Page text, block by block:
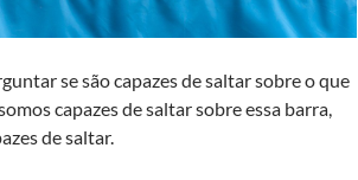
se são capazes de saltar sobre o que
capazes de saltar sobre essa barra,
de saltar.